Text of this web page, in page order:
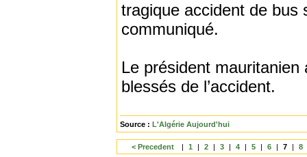
tragique accident de bus
communiqué.
Le président
blessés de l’accident.
Source : L'Algérie Aujourd'hui
< Precedent | 1 | 2 | 3 | 4 | 5 | 6 | 7 | 8